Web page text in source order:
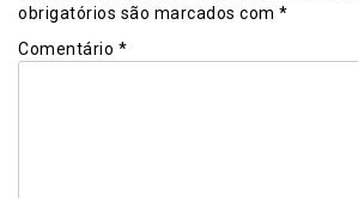
obrigatórios são marcados com *
Comentário *